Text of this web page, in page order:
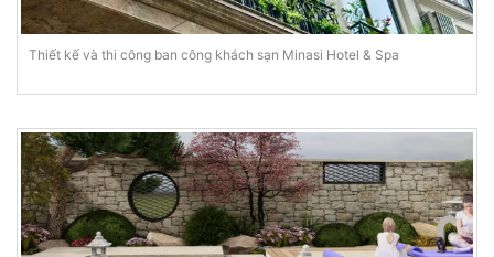
Thiết kế và thi công ban công khách sạn Minasi Hotel & Spa